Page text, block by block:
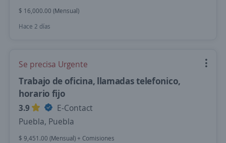
$ 16,000.00 (Mensual)
Hace 2 días
Se precisa Urgente
Trabajo de oficina, llamadas telefonico,
horario fijo
3.9
E-Contact
Puebla, Puebla
$ 9,451.00 (Mensual) + Comisiones